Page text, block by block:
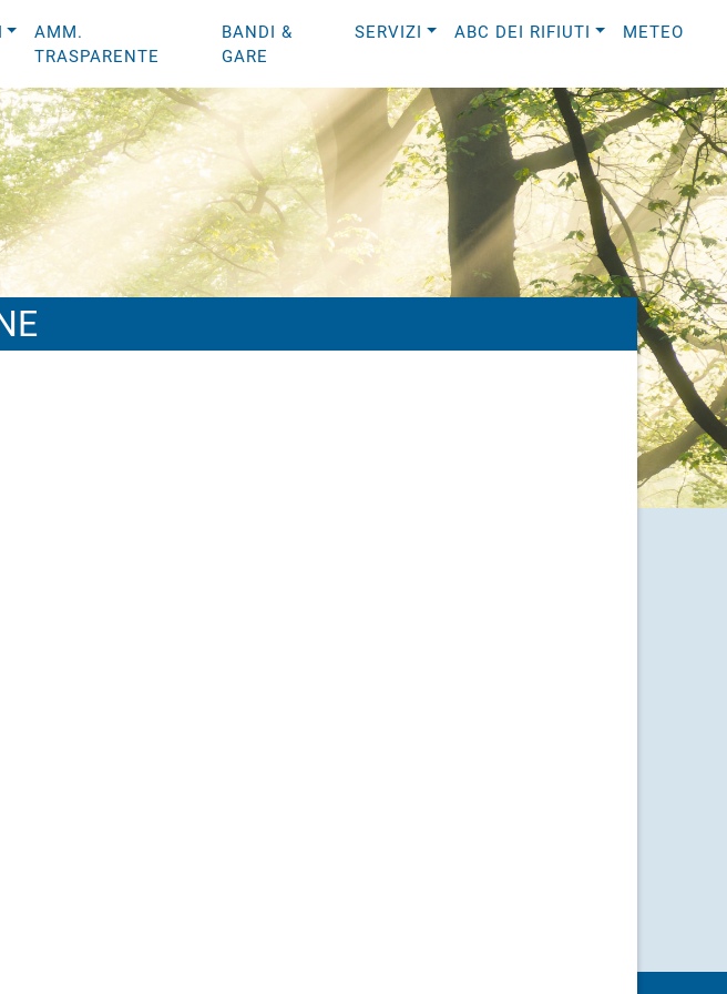
AMM.
TRASPARENTE
BANDI &
GARE
SERVIZI ABC DEI RIFIUTI METEO